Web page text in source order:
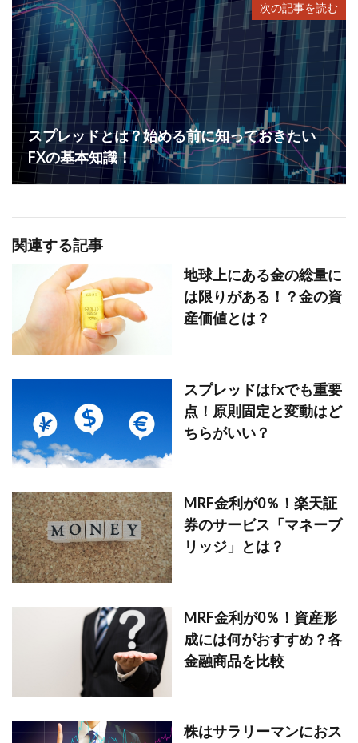
次の記事を読む
スプレッドとは？始める前に知っておきたい
FXの基本知識！
関連する記事
地球上にある金の総量に
は限りがある！？金の資
産価値とは？
スプレッドはfxでも重要
点！原則固定と変動はど
ちらがいい？
MRF金利が0％！楽天証
券のサービス「マネーブ
リッジ」とは？
MRF金利が0％！資産形
成には何がおすすめ？各
金融商品を比較
株はサラリーマンにおス